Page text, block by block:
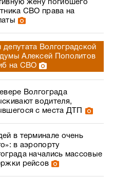
жену погибшего
СВО права на
Волгоградской
Алексей Пополитов
на СВО
Волгограда
водителя,
с места ДТП
в терминале очень
в аэропорту
начались массовые
рейсов